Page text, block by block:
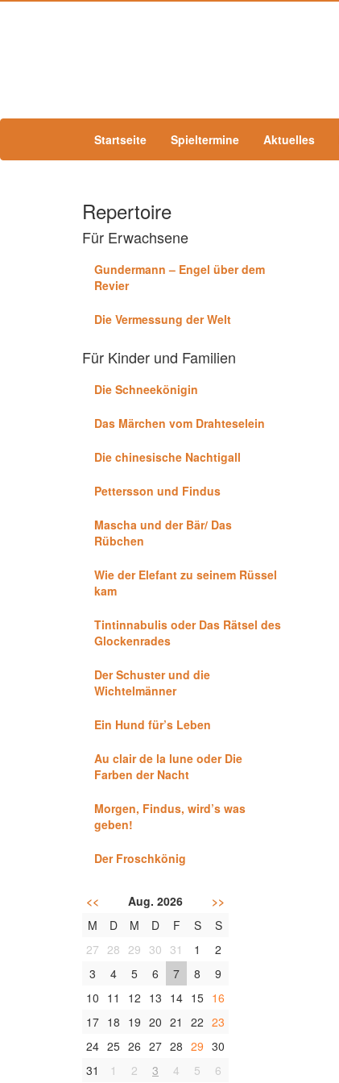
Startseite Spieltermine Aktuelles
Repertoire
Für Erwachsene
Gundermann – Engel über dem
Revier
Die Vermessung der Welt
Für Kinder und Familien
Die Schneekönigin
Das Märchen vom Drahteselein
Die chinesische Nachtigall
Pettersson und Findus
Mascha und der Bär/ Das
Rübchen
Wie der Elefant zu seinem Rüssel
kam
Tintinnabulis oder Das Rätsel des
Glockenrades
Der Schuster und die
Wichtelmänner
Ein Hund für’s Leben
Au clair de la lune oder Die
Farben der Nacht
Morgen, Findus, wird’s was
geben!
Der Froschkönig
<< Aug. 2026
>>
M
D M D F S
S
27 28 29 30 31 1
2
3
4 5 6 7 8
9
10 11 12 13 14 15 16
17 18 19 20 21 22 23
24 25 26 27 28 29 30
31
1 2 3 4 5 6